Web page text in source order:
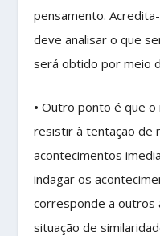
pensamento.
deve analisar o que
será obtido por meio
• Outro ponto é que o
resistir à tentação de
acontecimentos
indagar os
corresponde a outros
situação de